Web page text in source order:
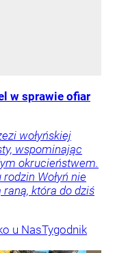
w sprawie ofiar
wołyńskiej
wspominając
okrucieństwem.
Wołyń nie
która do dziś
u NasTygodnik